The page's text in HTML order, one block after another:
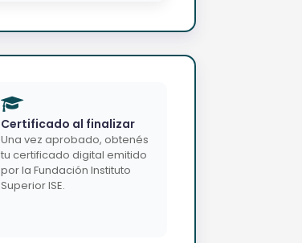
Certificado al finalizar
Una vez aprobado, obtenés
tu certificado digital emitido
por la Fundación Instituto
Superior ISE.